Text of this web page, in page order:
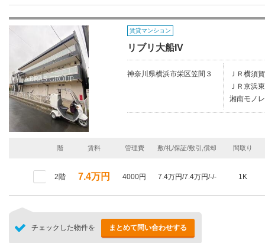
賃貸マンション
リブリ大船IV
神奈川県横浜市栄区笠間３
ＪＲ横須
ＪＲ京浜
湘南モノ
階 賃料 管理費 敷/礼/保証/敷引,償却 間取り
2階 7.4万円 4000円 7.4万円/7.4万円/-/- 1K
チェックした物件を まとめて問い合わせする